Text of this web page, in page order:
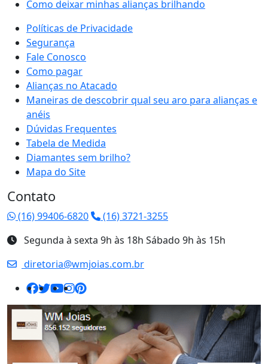
Como deixar minhas alianças brilhando
Políticas de Privacidade
Segurança
Fale Conosco
Como pagar
Alianças no Atacado
Maneiras de descobrir qual seu aro para alianças e
anéis
Dúvidas Frequentes
Tabela de Medida
Diamantes sem brilho?
Mapa do Site
Contato
(16) 99406-6820
(16) 3721-3255
Segunda à sexta 9h às 18h Sábado 9h às 15h
diretoria@wmjoias.com.br